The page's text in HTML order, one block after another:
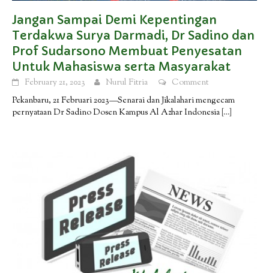
Jangan Sampai Demi Kepentingan
Terdakwa Surya Darmadi, Dr Sadino dan
Prof Sudarsono Membuat Penyesatan
Untuk Mahasiswa serta Masyarakat
February 21, 2023 Nurul Fitria
Comment
Pekanbaru, 21 Februari 2023—Senarai dan Jikalahari mengecam
pernyataan Dr Sadino Dosen Kampus Al Azhar Indonesia […]